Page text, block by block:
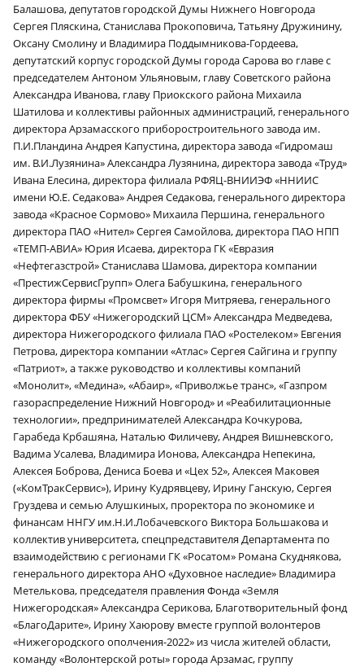
Балашова, депутатов городской Думы Нижнего Новгорода
Сергея Пляскина, Станислава Прокоповича, Татьяну Дружинину,
Оксану Смолину и Владимира Поддымникова-Гордеева,
депутатский корпус городской Думы города Сарова во главе с
председателем Антоном Ульяновым, главу Советского района
Александра Иванова, главу Приокского района Михаила
Шатилова и коллективы районных администраций, генерального
директора Арзамасского приборостроительного завода им.
П.И.Пландина Андрея Капустина, директора завода «Гидромаш
им. В.И.Лузянина» Александра Лузянина, директора завода «Труд»
Ивана Елесина, директора филиала РФЯЦ-ВНИИЭФ «ННИИС
имени Ю.Е. Седакова» Андрея Седакова, генерального директора
завода «Красное Сормово» Михаила Першина, генерального
директора ПАО «Нител» Сергея Самойлова, директора ПАО НПП
«ТЕМП-АВИА» Юрия Исаева, директора ГК «Евразия
«Нефтегазстрой» Станислава Шамова, директора компании
«ПрестижСервисГрупп» Олега Бабушкина, генерального
директора фирмы «Промсвет» Игоря Митряева, генерального
директора ФБУ «Нижегородский ЦСМ» Александра Медведева,
директора Нижегородского филиала ПАО «Ростелеком» Евгения
Петрова, директора компании «Атлас» Сергея Сайгина и группу
«Патриот», а также руководство и коллективы компаний
«Монолит», «Медина», «Абаир», «Приволжье транс», «Газпром
газораспределение Нижний Новгород» и «Реабилитационные
технологии», предпринимателей Александра Кочкурова,
Гарабеда Крбашяна, Наталью Филичеву, Андрея Вишневского,
Вадима Усалева, Владимира Ионова, Александра Непекина,
Алексея Боброва, Дениса Боева и «Цех 52», Алексея Маковея
(«КомТракСервис»), Ирину Кудрявцеву, Ирину Ганскую, Сергея
Груздева и семью Алушкиных, проректора по экономике и
финансам ННГУ им.Н.И.Лобачевского Виктора Большакова и
коллектив университета, спецпредставителя Департамента по
взаимодействию с регионами ГК «Росатом» Романа Скуднякова,
генерального директора АНО «Духовное наследие» Владимира
Метелькова, председателя правления Фонда «Земля
Нижегородская» Александра Серикова, Благотворительный фонд
«БлагоДарите», Ирину Хаюрову вместе группой волонтеров
«Нижегородского ополчения-2022» из числа жителей области,
команду «Волонтерской роты» города Арзамас, группу